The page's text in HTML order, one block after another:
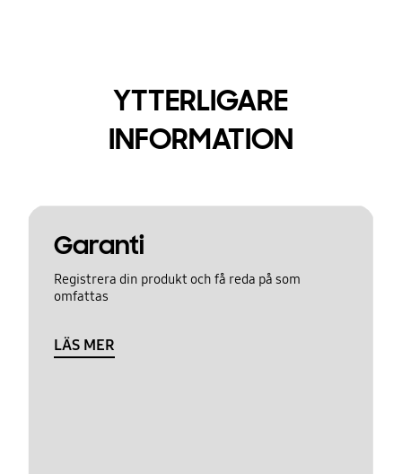
YTTERLIGARE
INFORMATION
Garanti
Registrera din produkt och få reda på som
omfattas
LÄS MER